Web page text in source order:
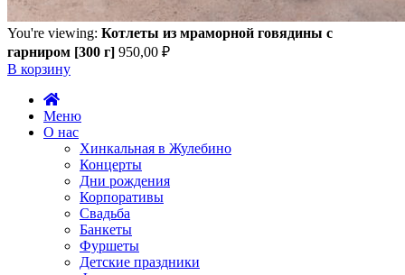
You're viewing: Котлеты из мраморной говядины с
гарниром [300 г] 950,00 ₽
В корзину
Меню
О нас
Хинкальная в Жулебино
Концерты
Дни рождения
Корпоративы
Свадьба
Банкеты
Фуршеты
Детские праздники